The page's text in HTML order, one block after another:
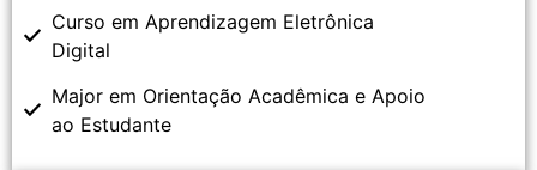
Curso em Aprendizagem Eletrônica
Digital
Major em Orientação Acadêmica e Apoio
ao Estudante